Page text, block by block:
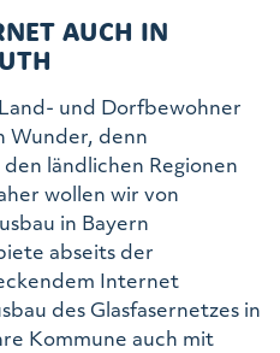
AUCH IN
und Dorfbewohner
Wunder, denn
ländlichen Regionen
wollen wir von
in Bayern
abseits der
Internet
des Glasfasernetzes in
Kommune auch mit